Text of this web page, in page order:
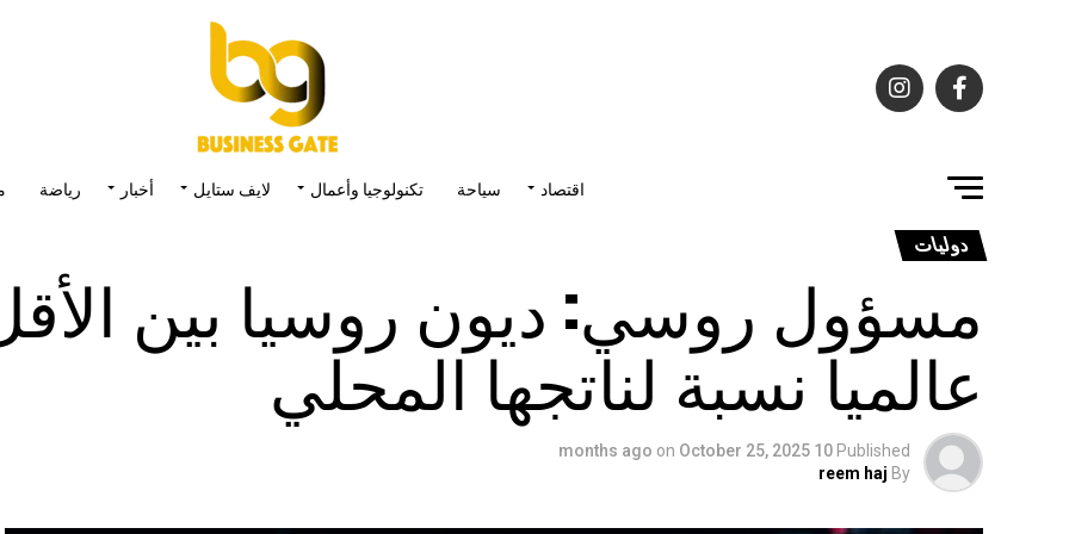
اقتصاد سياحة تكنولوجيا وأعمال لايف ستايل أخبار رياضة
دوليات
مسؤول روسي: ديون روسيا بين
عالميا نسبة لناتجها المحلي
Published
10 months ago
on October 25, 2025
By
reem haj